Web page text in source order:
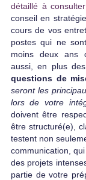
détaillé à
conseil en
cours de vos
postes qui ne
moins deux ans
aussi, en plus
questions de
seront les
lors de votre
doivent être
être structuré(e),
testent non
communication,
des projets
partie de votre